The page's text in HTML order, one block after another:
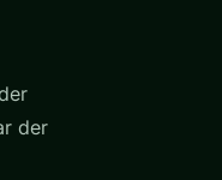
der